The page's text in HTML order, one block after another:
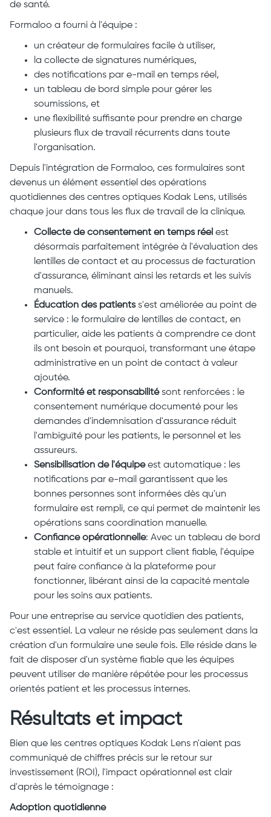
de santé.
Formaloo a fourni à l'équipe :
un créateur de formulaires facile à utiliser,
la collecte de signatures numériques,
des notifications par e-mail en temps réel,
un tableau de bord simple pour gérer les
soumissions, et
une flexibilité suffisante pour prendre en charge
plusieurs flux de travail récurrents dans toute
l'organisation.
Depuis l'intégration de Formaloo, ces formulaires sont
devenus un élément essentiel des opérations
quotidiennes des centres optiques Kodak Lens, utilisés
chaque jour dans tous les flux de travail de la clinique.
Collecte de consentement en temps réel est
désormais parfaitement intégrée à l'évaluation des
lentilles de contact et au processus de facturation
d'assurance, éliminant ainsi les retards et les suivis
manuels.
Éducation des patientss'est améliorée au point de
service : le formulaire de lentilles de contact, en
particulier, aide les patients à comprendre ce dont
ils ont besoin et pourquoi, transformant une étape
administrative en un point de contact à valeur
ajoutée.
Conformité et responsabilitésont renforcées : le
consentement numérique documenté pour les
demandes d'indemnisation d'assurance réduit
l'ambiguïté pour les patients, le personnel et les
assureurs.
Sensibilisation de l'équipeest automatique : les
notifications par e-mail garantissent que les
bonnes personnes sont informées dès qu'un
formulaire est rempli, ce qui permet de maintenir les
opérations sans coordination manuelle.
Confiance opérationnelle: Avec un tableau de bord
stable et intuitif et un support client fiable, l'équipe
peut faire confiance à la plateforme pour
fonctionner, libérant ainsi de la capacité mentale
pour les soins aux patients.
Pour une entreprise au service quotidien des patients,
c'est essentiel. La valeur ne réside pas seulement dans la
création d'un formulaire une seule fois. Elle réside dans le
fait de disposer d'un système fiable que les équipes
peuvent utiliser de manière répétée pour les processus
orientés patient et les processus internes.
Résultats et impact
Bien que les centres optiques Kodak Lens n'aient pas
communiqué de chiffres précis sur le retour sur
investissement (ROI), l'impact opérationnel est clair
d'après le témoignage :
Adoption quotidienne